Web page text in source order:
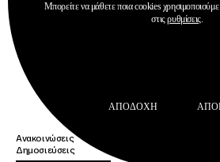
Ανακοινώσεις
Δημοσιεύσεις
Μπορείτε να μάθετε ποια cookies
στιςρυθμίσεις.
ΑΠΟΔΟΧΉ